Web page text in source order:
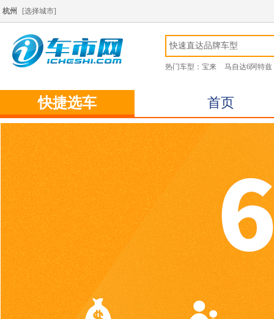
杭州 [选择城市]
热门车型： 宝来 马自达6阿特兹
快捷选车 首页